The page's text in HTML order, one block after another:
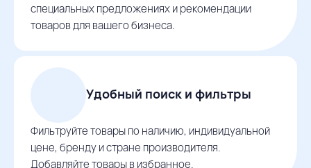
специальных предложениях и рекомендации
товаров для вашего бизнеса.
Удобный поиск и фильтры
Фильтруйте товары по наличию, индивидуальной
цене, бренду и стране производителя.
Добавляйте товары в избранное.